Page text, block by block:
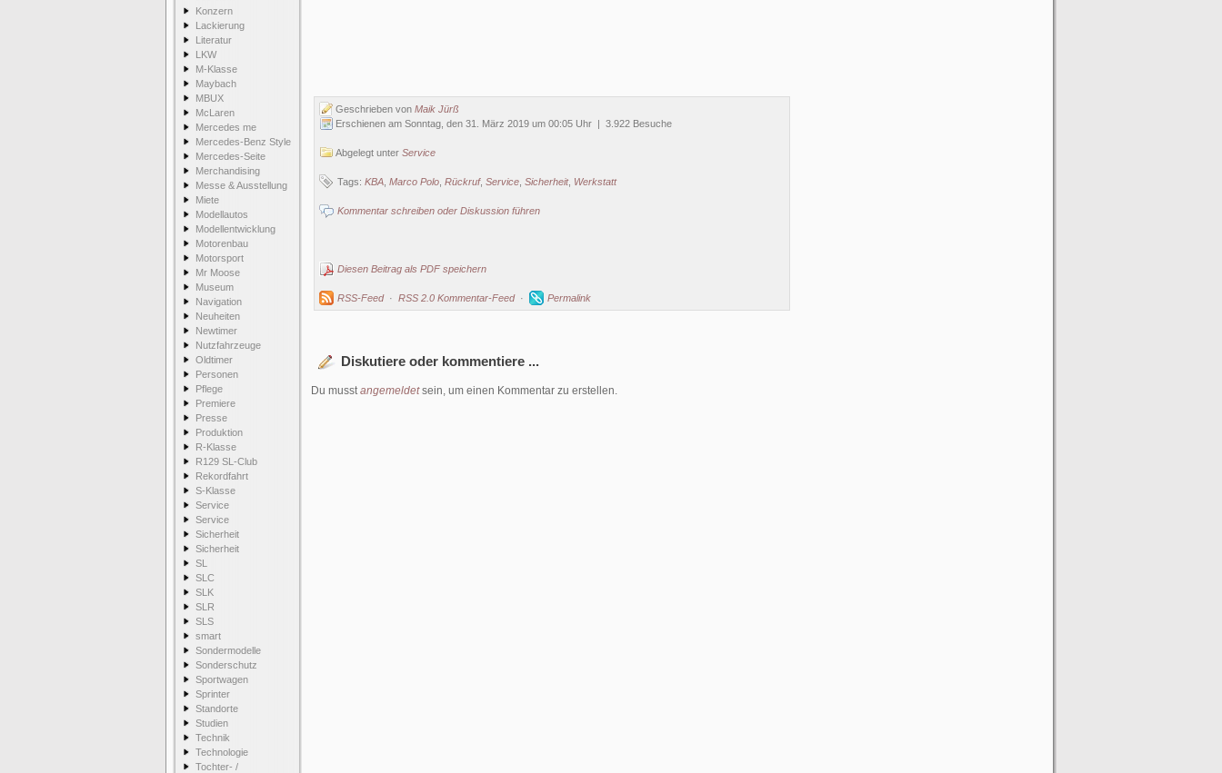
Konzern
Lackierung
Literatur
LKW
M-Klasse
Maybach
MBUX
McLaren
Mercedes me
Mercedes-Benz Style
Mercedes-Seite
Merchandising
Messe & Ausstellung
Miete
Modellautos
Modellentwicklung
Motorenbau
Motorsport
Mr Moose
Museum
Navigation
Neuheiten
Newtimer
Nutzfahrzeuge
Oldtimer
Personen
Pflege
Premiere
Presse
Produktion
R-Klasse
R129 SL-Club
Rekordfahrt
S-Klasse
Service
Service
Sicherheit
Sicherheit
SL
SLC
SLK
SLR
SLS
smart
Sondermodelle
Sonderschutz
Sportwagen
Sprinter
Standorte
Studien
Technik
Technologie
Tochter- /
Geschrieben von Maik Jürß
Erschienen am Sonntag, den 31. März 2019 um 00:05 Uhr | 3.922 Besuche
Abgelegt unter Service
Tags: KBA Marco Polo Rückruf, Service Sicherheit, Werkstatt
Kommentar schreiben oder Diskussion führen
Diesen Beitrag als PDF speichern
RSS-Feed· RSS 2.0 Kommentar-Feed· Permalink
Diskutiere oder kommentiere ...
Du musstangemeldetsein, um einen Kommentar zu erstellen.